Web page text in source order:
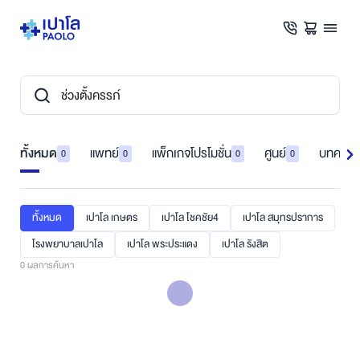
ทั้งหมด 0 แพทย์ 0 แพ็กเกจโปรโมชั่น 0 ศูนย์ 0 บทควา
ทั้งหมด เปาโล เกษตร เปาโล โชคชัย4
เปาโล สมุทรปราการ
โรงพยาบาลเปาโล
เปาโล พระประแดง เปาโล รังสิต
0ผลการค้นหา